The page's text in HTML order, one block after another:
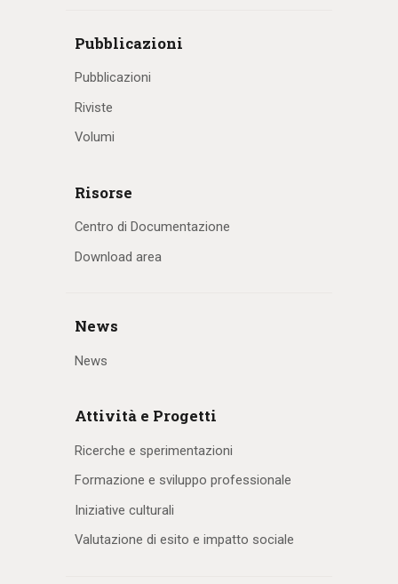
Pubblicazioni
Pubblicazioni
Riviste
Volumi
Risorse
Centro di Documentazione
Download area
News
News
Attività e Progetti
Ricerche e sperimentazioni
Formazione e sviluppo professionale
Iniziative culturali
Valutazione di esito e impatto sociale